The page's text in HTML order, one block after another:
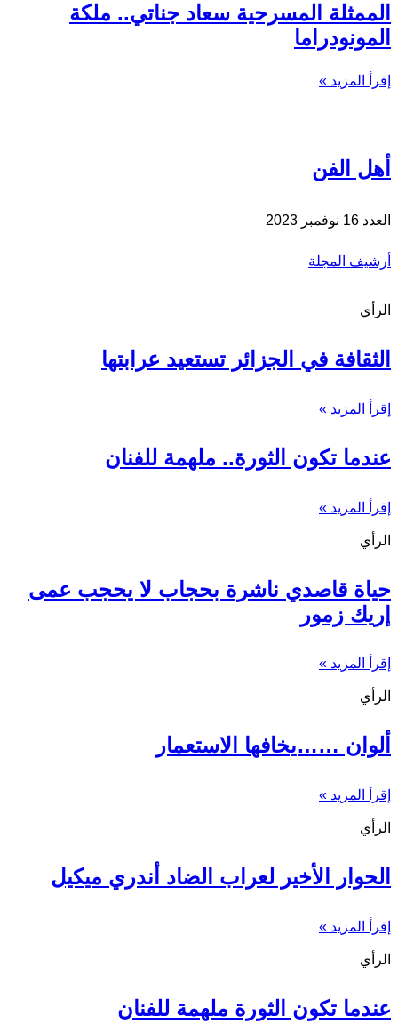
الممثلة المسرحية سعاد جناتي.. ملكة
المونودراما
إقرأ المزيد »
أهل الفن
العدد 16 نوفمبر 2023
أرشيف المجلة
الرأي
الثقافة في الجزائر تستعيد عرابتها
إقرأ المزيد »
عندما تكون الثورة.. ملهمة للفنان
إقرأ المزيد »
الرأي
حياة قاصدي ناشرة بحجاب لا يحجب عمى
إريك زمور
إقرأ المزيد »
الرأي
ألوان ……يخافها الاستعمار
إقرأ المزيد »
الرأي
الحوار الأخير لعراب الضاد أندري ميكيل
إقرأ المزيد »
الرأي
عندما تكون الثورة ملهمة للفنان